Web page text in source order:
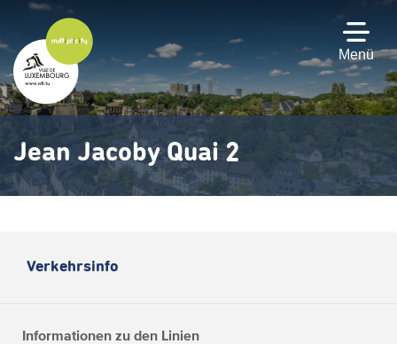
Hauptinhalt
gehen
Menü
Jean Jacoby Quai 2
Verkehrsinfo
Informationen zu den Linien